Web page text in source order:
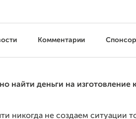
Комментарии
найти деньги на изготовление
никогда не создаем ситуации